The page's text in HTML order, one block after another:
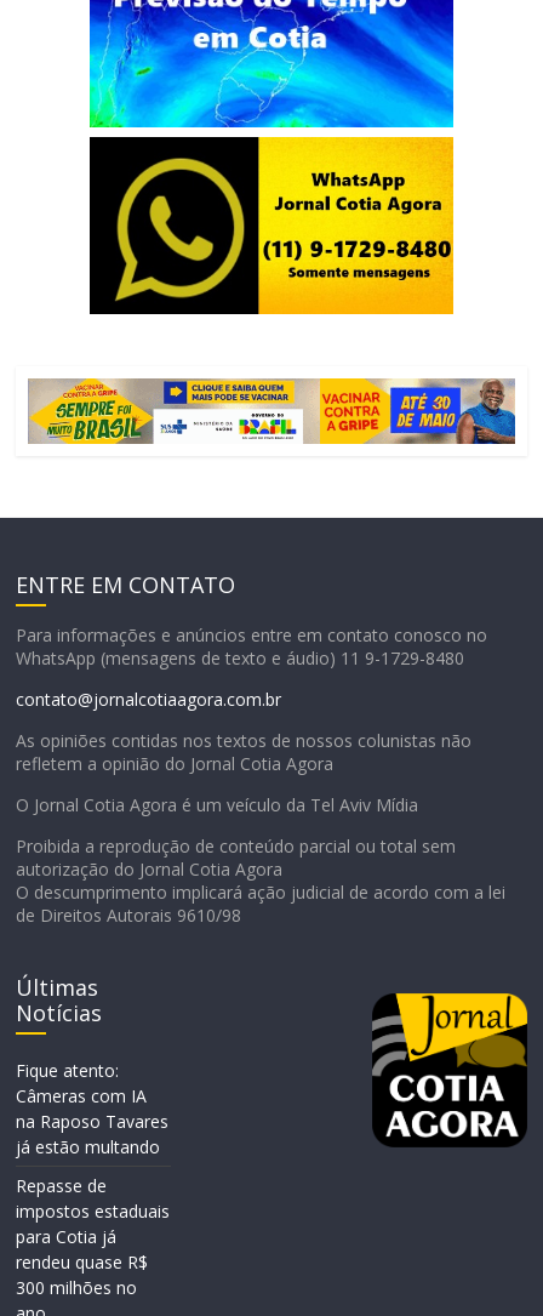
ENTRE EM CONTATO
Para informações e anúncios entre em contato conosco no
WhatsApp (mensagens de texto e áudio) 11 9-1729-8480
contato@jornalcotiaagora.com.br
As opiniões contidas nos textos de nossos colunistas não
refletem a opinião do Jornal Cotia Agora
O Jornal Cotia Agora é um veículo da Tel Aviv Mídia
Proibida a reprodução de conteúdo parcial ou total sem
autorização do Jornal Cotia Agora
O descumprimento implicará ação judicial de acordo com a lei
de Direitos Autorais 9610/98
Últimas
Notícias
Fique atento:
Câmeras com IA
na Raposo Tavares
já estão multando
Repasse de
impostos estaduais
para Cotia já
rendeu quase R$
300 milhões no